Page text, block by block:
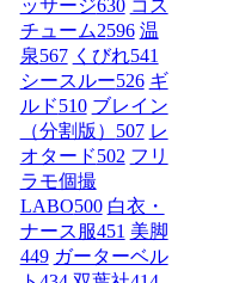
ッサージ630 コス
チューム2596 温
泉567 くびれ541
シースルー526 ギ
ルド510 ブレイン
（分割版） 507 レ
オタード502 フリ
ラモ個撮
LABO500 白衣・
ナース服451 美脚
449 ガーターベル